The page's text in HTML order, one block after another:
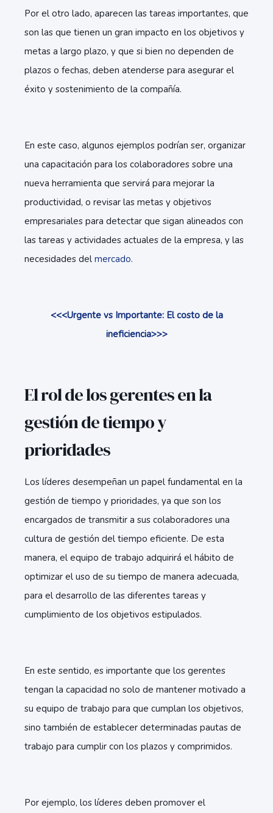
Por el otro lado, aparecen las tareas importantes, que
son las que tienen un gran impacto en los objetivos y
metas a largo plazo, y que si bien no dependen de
plazos o fechas, deben atenderse para asegurar el
éxito y sostenimiento de la compañía.
En este caso, algunos ejemplos podrían ser, organizar
una capacitación para los colaboradores sobre una
nueva herramienta que servirá para mejorar la
productividad, o revisar las metas y objetivos
empresariales para detectar que sigan alineados con
las tareas y actividades actuales de la empresa, y las
necesidades del mercado.
<<<Urgente vs Importante: El costo de la
ineficiencia>>>
El rol de los gerentes en la
gestión de tiempo y
prioridades
Los líderes desempeñan un papel fundamental en la
gestión de tiempo y prioridades, ya que son los
encargados de transmitir a sus colaboradores una
cultura de gestión del tiempo eficiente. De esta
manera, el equipo de trabajo adquirirá el hábito de
optimizar el uso de su tiempo de manera adecuada,
para el desarrollo de las diferentes tareas y
cumplimiento de los objetivos estipulados.
En este sentido, es importante que los gerentes
tengan la capacidad no solo de mantener motivado a
su equipo de trabajo para que cumplan los objetivos,
sino también de establecer determinadas pautas de
trabajo para cumplir con los plazos y comprimidos.
Por ejemplo, los líderes deben promover el